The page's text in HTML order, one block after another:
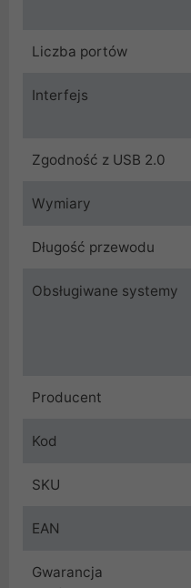
Liczba portów
Interfejs
Zgodność z USB 2.0
Wymiary
Długość przewodu
Obsługiwane systemy
Producent
Kod
SKU
EAN
Gwarancja